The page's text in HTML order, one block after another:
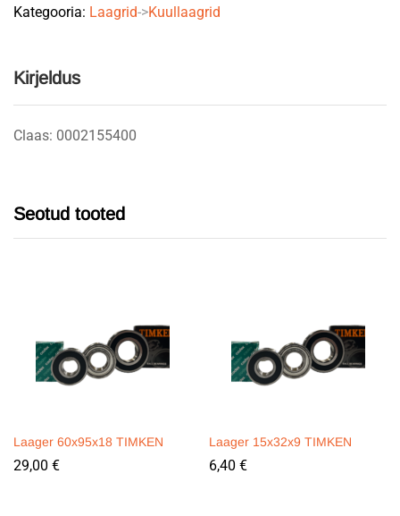
Kategooria: Laagrid->Kuullaagrid
Kirjeldus
Claas: 0002155400
Seotud tooted
Laager 60x95x18 TIMKEN
29,00 €
Laager 15x32x9 TIMKEN
6,40 €